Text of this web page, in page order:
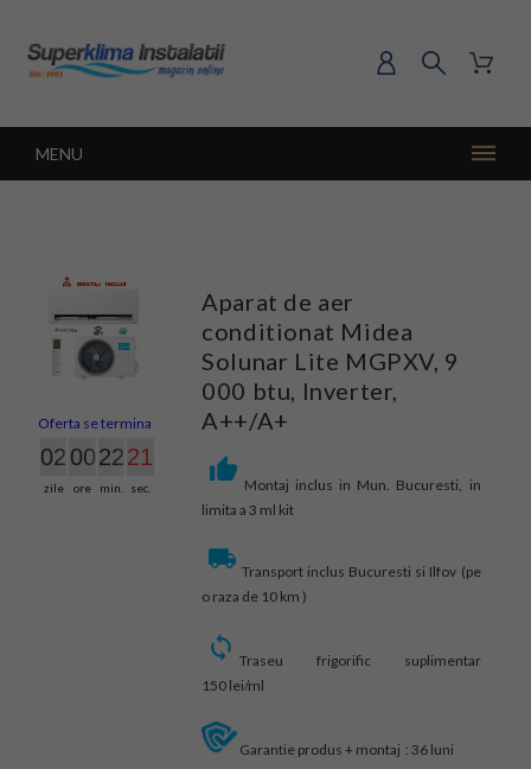
MENU
Oferta se termina in:
02
zile
00
ore
22
min.
20
sec.
Aparat de aer
conditionat Midea
Solunar Lite MGPXV, 9
000 btu, Inverter,
A++/A+
Montaj inclus in Mun. Bucuresti, in
limita a 3 ml kit
Transport inclus Bucuresti si Ilfov (pe
o raza de 10 km )
Traseu frigorific suplimentar
150 lei/ml
Garantie produs + montaj : 36 luni